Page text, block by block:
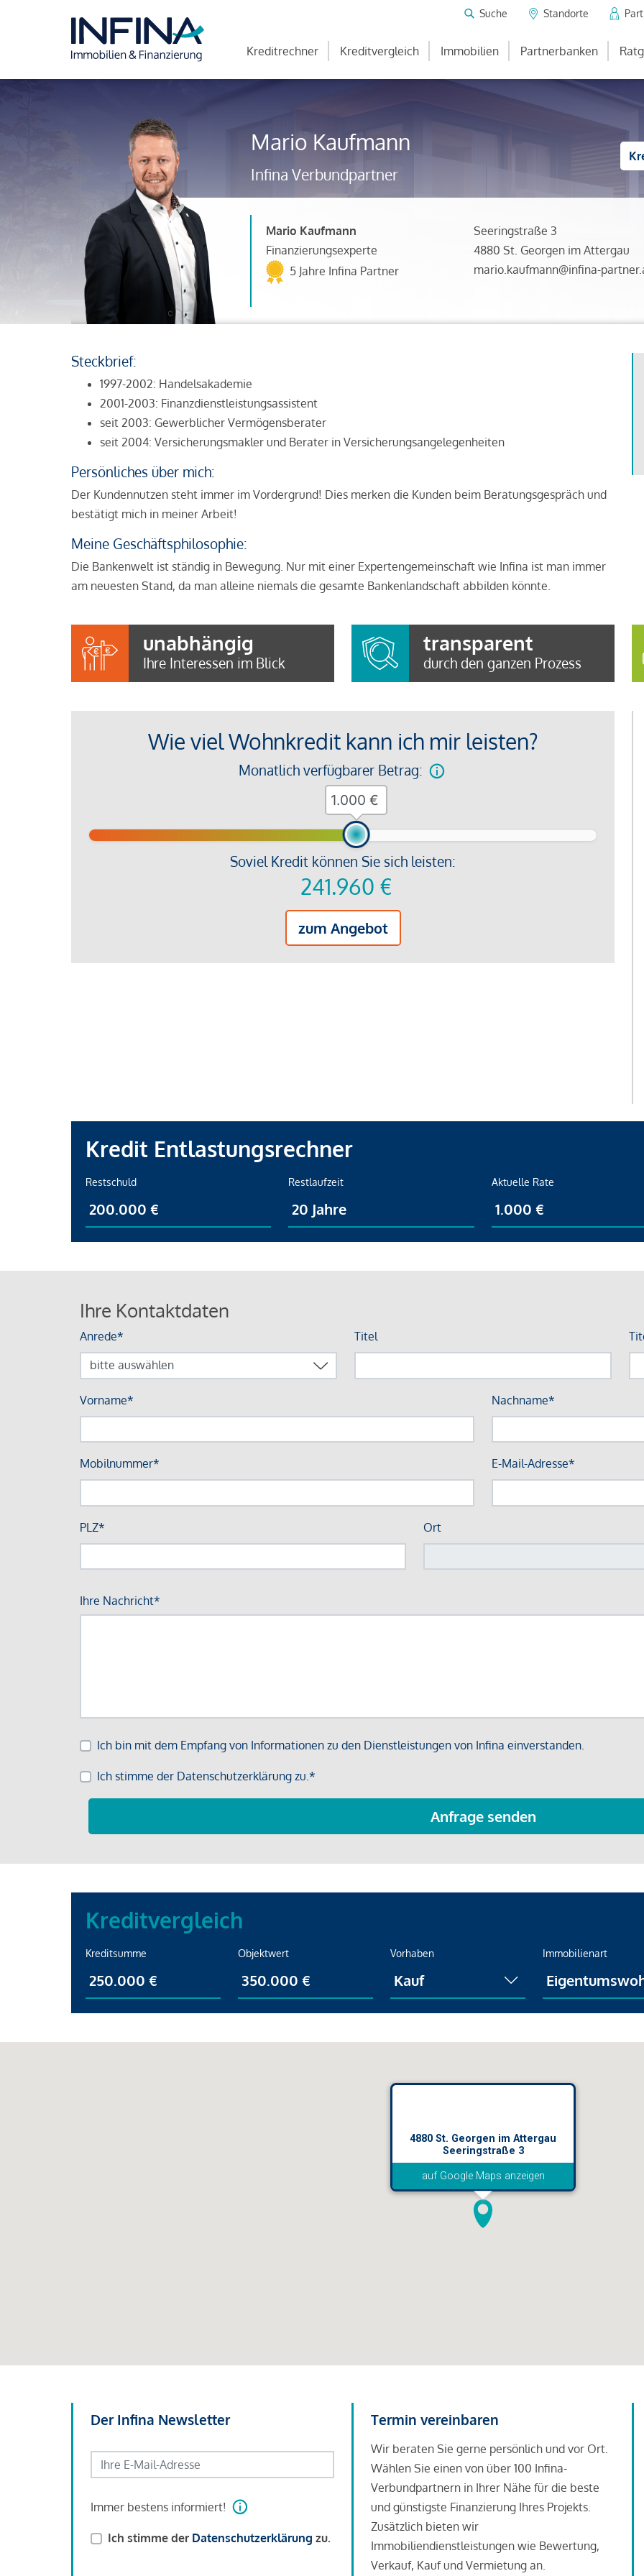
Suche Standorte
Kreditrechner Kreditvergleich Immobilien Partnerbanken
Mario Kaufmann
Infina Verbundpartner
Mario Kaufmann
Finanzierungsexperte
5 Jahre Infina Partner
Seeringstraße 3
4880 St. Georgen im Attergau
mario.kaufmann@infina-
Steckbrief:
1997-2002: Handelsakademie
2001-2003: Finanzdienstleistungsassistent
seit 2003: Gewerblicher Vermögensberater
seit 2004: Versicherungsmakler und Berater in Versicherungsangelegenheiten
Persönliches über mich:
Der Kundennutzen steht immer im Vordergrund! Dies merken die Kunden beim Beratungsgespräch und
bestätigt mich in meiner Arbeit!
Meine Geschäftsphilosophie:
Die Bankenwelt ist ständig in Bewegung. Nur mit einer Expertengemeinschaft wie Infina ist man immer
am neuesten Stand, da man alleine niemals die gesamte Bankenlandschaft abbilden könnte.
unabhängig
Ihre Interessen im Blick
transparent
durch den ganzen Prozess
Wie viel Wohnkredit kann ich mir leisten?
Monatlich verfügbarer Betrag:
Soviel Kredit können Sie sich leisten:
241.960 €
zum Angebot
€
Kredit Entlastungsrechner
Restschuld Restlaufzeit Aktuelle Rate
Kreditvergleich
Kreditsumme Objektwert Vorhaben Immobilienart
4880 St. Georgen im Attergau
Seeringstraße 3
auf Google Maps anzeigen
Der Infina Newsletter
Immer bestens informiert!
Ich stimme der Datenschutzerklärung zu.
Termin vereinbaren
Wir beraten Sie gerne persönlich und vor Ort.
Wählen Sie einen von über 100 Infina-
Verbundpartnern in Ihrer Nähe für die beste
und günstigste Finanzierung Ihres Projekts.
Zusätzlich bieten wir
Immobiliendienstleistungen wie Bewertung,
Verkauf, Kauf und Vermietung an.